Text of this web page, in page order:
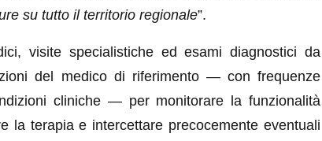
su tutto il territorio regionale”.
visite specialistiche ed esami diagnostici da
del medico di riferimento — con frequenze
cliniche — per monitorare la funzionalità
la terapia e intercettare precocemente eventuali